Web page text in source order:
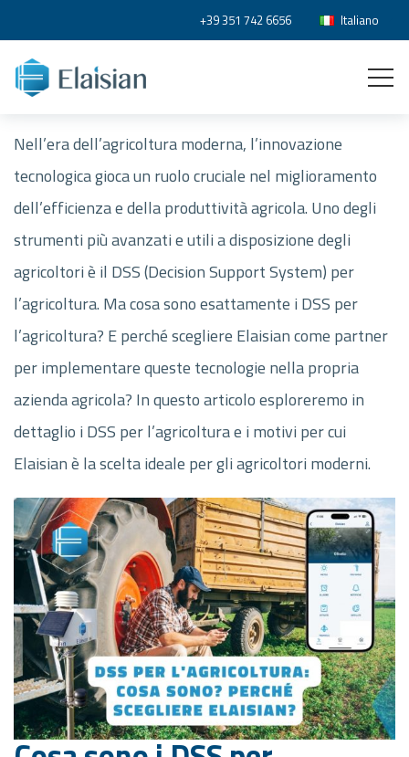
+39 351 742 6656 Italiano
Nell’era dell’agricoltura moderna, l’innovazione
tecnologica gioca un ruolo cruciale nel miglioramento
dell’efficienza e della produttività agricola. Uno degli
strumenti più avanzati e utili a disposizione degli
agricoltori è il DSS (Decision Support System) per
l’agricoltura. Ma cosa sono esattamente i DSS per
l’agricoltura? E perché scegliere Elaisian come partner
per implementare queste tecnologie nella propria
azienda agricola? In questo articolo esploreremo in
dettaglio i DSS per l’agricoltura e i motivi per cui
Elaisian è la scelta ideale per gli agricoltori moderni.